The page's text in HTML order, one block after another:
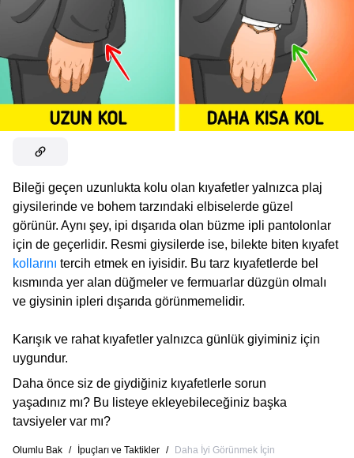
Bileği geçen uzunlukta kolu olan kıyafetler yalnızca plaj
giysilerinde ve bohem tarzındaki elbiselerde güzel
görünür. Aynı şey, ipi dışarıda olan büzme ipli pantolonlar
için de geçerlidir. Resmi giysilerde ise, bilekte biten kıyafet
kollarını tercih etmek en iyisidir. Bu tarz kıyafetlerde bel
kısmında yer alan düğmeler ve fermuarlar düzgün olmalı
ve giysinin ipleri dışarıda görünmemelidir.
Karışık ve rahat kıyafetler yalnızca günlük giyiminiz için
uygundur.
Daha önce siz de giydiğiniz kıyafetlerle sorun
yaşadınız mı? Bu listeye ekleyebileceğiniz başka
tavsiyeler var mı?
Olumlu Bak / İpuçları ve Taktikler /
Daha İyi Görünmek İçin